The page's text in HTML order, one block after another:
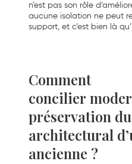
n’est pas son rôle
aucune isolation ne peut
support, et c’est bien là
Comment
concilier
préservation
architectural
ancienne ?